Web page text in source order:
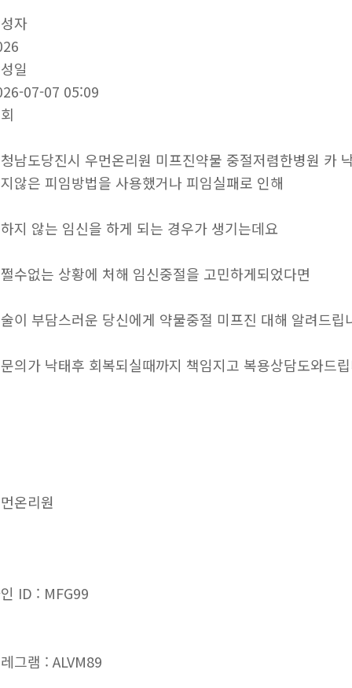
자
일
07-07 05:09
남도당진시 우먼온리원 미프진약물 중절저렴한병원 카
않은 피임방법을 사용했거나 피임실패로 인해
지 않는 임신을 하게 되는 경우가 생기는데요
수없는 상황에 처해 임신중절을 고민하게되었다면
이 부담스러운 당신에게 약물중절 미프진 대해 알려드립
의가 낙태후 회복되실때까지 책임지고 복용상담도와드
온리원
ID : MFG99
그램 : ALVM89